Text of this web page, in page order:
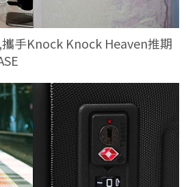
手Knock Knock Heaven推期